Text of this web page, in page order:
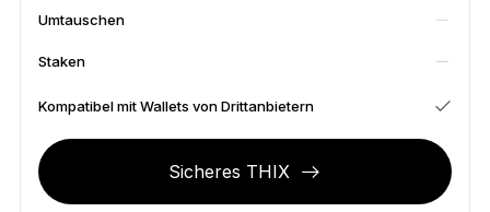
Paket-Angebote
Zubehör
Wiederherstellungslösungen
Limitierte Editionen
Alle Produkte anzeigen
Umtauschen
Staken
Kompatibel mit Wallets von Drittanbietern
Sicheres THIX